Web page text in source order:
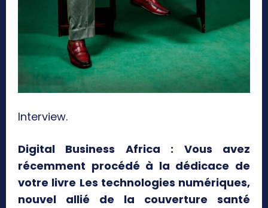
Interview.
Digital Business Africa : Vous avez
récemment procédé à la dédicace de
votre livre Les technologies numériques,
nouvel allié de la couverture santé